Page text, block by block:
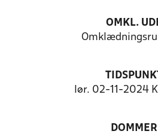
OMKL.
lør. 02-11-2024
DOMMER